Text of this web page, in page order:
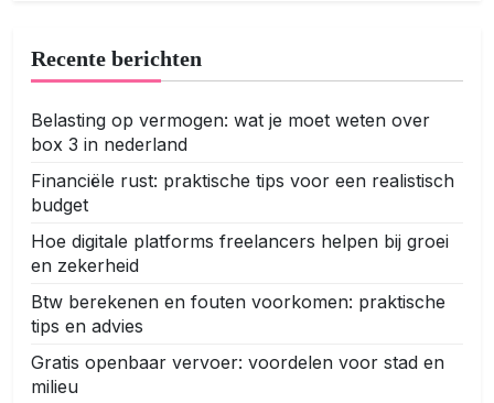
Recente berichten
Belasting op vermogen: wat je moet weten over
box 3 in nederland
Financiële rust: praktische tips voor een realistisch
budget
Hoe digitale platforms freelancers helpen bij groei
en zekerheid
Btw berekenen en fouten voorkomen: praktische
tips en advies
Gratis openbaar vervoer: voordelen voor stad en
milieu